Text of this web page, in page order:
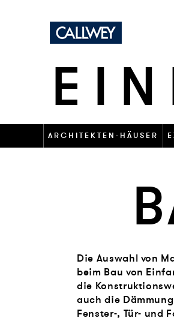
ARCHITEKTEN-HÄUSER
Die Auswahl von
beim Bau von
die
auch die
Fenster-, Tür- und